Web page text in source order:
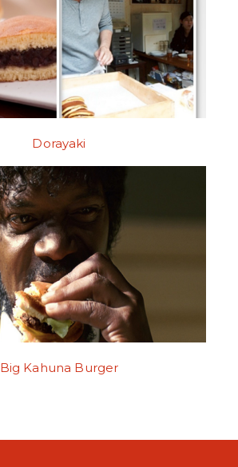
Dorayaki
Big Kahuna Burger